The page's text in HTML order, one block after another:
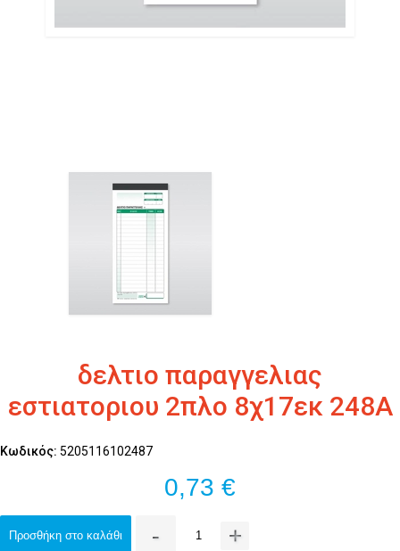
δελτιο παραγγελιας
εστιατοριου 2πλο 8χ17εκ 248Α
Κωδικός: 5205116102487
0,73 €
Προσθήκη στο καλάθι - +